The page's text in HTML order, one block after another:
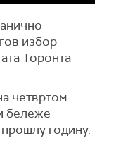
избор
Торонта
четвртом
бележе
годину.